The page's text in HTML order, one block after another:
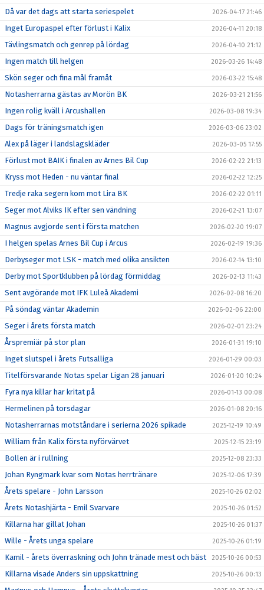
Då var det dags att starta seriespelet 2026-04-17 21:46
Inget Europaspel efter förlust i Kalix 2026-04-11 20:18
Tävlingsmatch och genrep på lördag 2026-04-10 21:12
Ingen match till helgen 2026-03-26 14:48
Skön seger och fina mål framåt 2026-03-22 15:48
Notasherrarna gästas av Morön BK 2026-03-21 21:56
Ingen rolig kväll i Arcushallen 2026-03-08 19:34
Dags för träningsmatch igen 2026-03-06 23:02
Alex på läger i landslagskläder 2026-03-05 17:55
Förlust mot BAIK i finalen av Arnes Bil Cup 2026-02-22 21:13
Kryss mot Heden - nu väntar final 2026-02-22 12:25
Tredje raka segern kom mot Lira BK 2026-02-22 01:11
Seger mot Alviks IK efter sen vändning 2026-02-21 13:07
Magnus avgjorde sent i första matchen 2026-02-20 19:07
I helgen spelas Arnes Bil Cup i Arcus 2026-02-19 19:36
Derbyseger mot LSK - match med olika ansikten 2026-02-14 13:10
Derby mot Sportklubben på lördag förmiddag 2026-02-13 11:43
Sent avgörande mot IFK Luleå Akademi 2026-02-08 16:20
På söndag väntar Akademin 2026-02-06 22:00
Seger i årets första match 2026-02-01 23:24
Årspremiär på stor plan 2026-01-31 19:10
Inget slutspel i årets Futsalliga 2026-01-29 00:03
Titelförsvarande Notas spelar Ligan 28 januari 2026-01-20 10:24
Fyra nya killar har kritat på 2026-01-13 00:08
Hermelinen på torsdagar 2026-01-08 20:16
Notasherrarnas motståndare i serierna 2026 spikade 2025-12-19 10:49
William från Kalix första nyförvärvet 2025-12-15 23:19
Bollen är i rullning 2025-12-08 23:33
Johan Ryngmark kvar som Notas herrtränare 2025-12-06 17:39
Årets spelare - John Larsson 2025-10-26 02:02
Årets Notashjärta - Emil Svarvare 2025-10-26 01:52
Killarna har gillat Johan 2025-10-26 01:37
Wille - Årets unga spelare 2025-10-26 01:19
Kamil - årets överraskning och John tränade mest och bäst 2025-10-26 00:53
Killarna visade Anders sin uppskattning 2025-10-26 00:13